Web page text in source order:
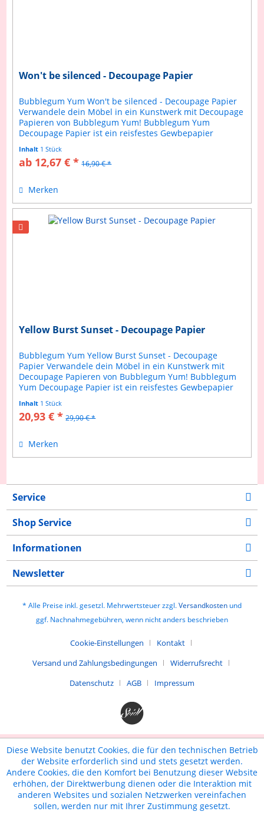
Won't be silenced - Decoupage Papier
Bubblegum Yum Won't be silenced - Decoupage Papier
Verwandele dein Möbel in ein Kunstwerk mit Decoupage
Papieren von Bubblegum Yum! Bubblegum Yum
Decoupage Papier ist ein reisfestes Gewbepapier
Inhalt 1 Stück
ab 12,67 € * 16,90 € *
Merken
Yellow Burst Sunset - Decoupage Papier
Bubblegum Yum Yellow Burst Sunset - Decoupage
Papier Verwandele dein Möbel in ein Kunstwerk mit
Decoupage Papieren von Bubblegum Yum! Bubblegum
Yum Decoupage Papier ist ein reisfestes Gewbepapier
Inhalt 1 Stück
20,93 € * 29,90 € *
Merken
Service
Shop Service
Informationen
Newsletter
* Alle Preise inkl. gesetzl. Mehrwertsteuer zzgl.Versandkosten und
ggf. Nachnahmegebühren, wenn nicht anders beschrieben
Cookie-Einstellungen
Kontakt
Versand und Zahlungsbedingungen
Widerrufsrecht
Datenschutz
AGB Impressum
Diese Website benutzt Cookies, die für den technischen Betrieb
der Website erforderlich sind und stets gesetzt werden.
Andere Cookies, die den Komfort bei Benutzung dieser Website
erhöhen, der Direktwerbung dienen oder die Interaktion mit
anderen Websites und sozialen Netzwerken vereinfachen
sollen, werden nur mit Ihrer Zustimmung gesetzt.